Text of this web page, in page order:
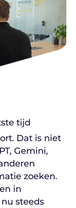
tijd
Dat is niet
Gemini,
zoeken.
in
steeds